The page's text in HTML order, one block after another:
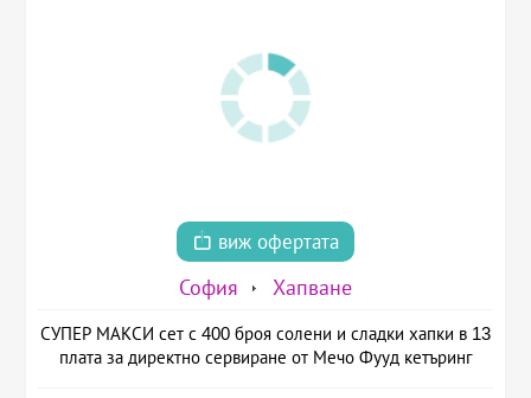
виж офертата
София Хапване
СУПЕР МАКСИ сет с 400 броя солени и сладки хапки в 13
плата за директно сервиране от Мечо Фууд кетъринг